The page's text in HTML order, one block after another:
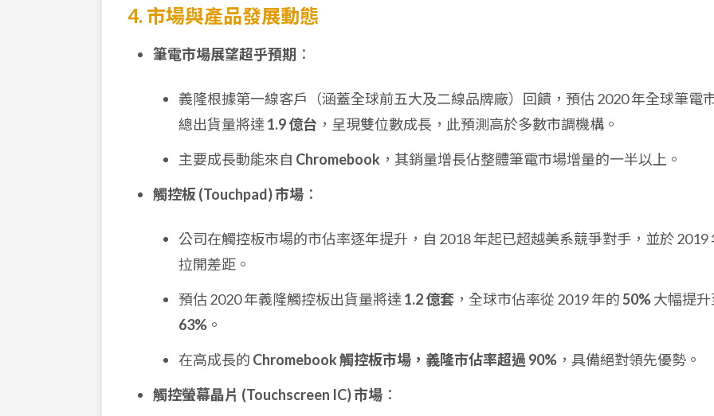
4. 市場與產品發展動態
筆電市場展望超乎預期 ：
義隆根據第一線客戶（涵蓋全球前五大及二線品牌廠）回饋，預估 2020 年全球筆電
總出貨量將達 1.9 億台 ，呈現雙位數成長，此預測高於多數市調機構。
主要成長動能來自 Chromebook ，其銷量增長佔整體筆電市場增量的一半以上。
觸控板 (Touchpad) 市場 ：
公司在觸控板市場的市佔率逐年提升，自 2018 年起已超越美系競爭對手，並於 2019
拉開差距。
預估 2020 年義隆觸控板出貨量將達 1.2 億套 ，全球市佔率從 2019 年的50%大幅提
63% 。
在高成長的 Chromebook 觸控板市場，義隆市佔率超過 90% ，具備絕對領先優勢。
觸控螢幕晶片 (Touchscreen IC) 市場 ：